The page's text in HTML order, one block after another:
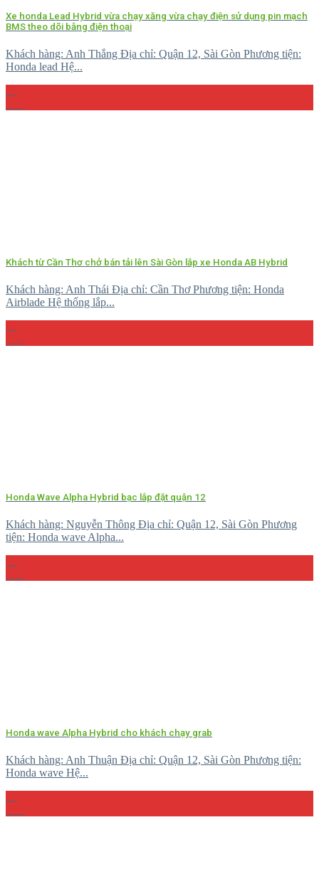
Xe honda Lead Hybrid vừa chạy xăng vừa chạy điện sử dụng pin mạch
BMS theo dõi bằng điện thoại
Khách hàng: Anh Thắng Địa chỉ: Quận 12, Sài Gòn Phương tiện:
Honda lead Hệ...
Khách từ Cần Thơ chở bán tải lên Sài Gòn lắp xe Honda AB Hybrid
Khách hàng: Anh Thái Địa chỉ: Cần Thơ Phương tiện: Honda
Airblade Hệ thống lắp...
Honda Wave Alpha Hybrid bạc lắp đặt quận 12
Khách hàng: Nguyễn Thông Địa chỉ: Quận 12, Sài Gòn Phương
tiện: Honda wave Alpha...
Honda wave Alpha Hybrid cho khách chạy grab
Khách hàng: Anh Thuận Địa chỉ: Quận 12, Sài Gòn Phương tiện:
Honda wave Hệ...